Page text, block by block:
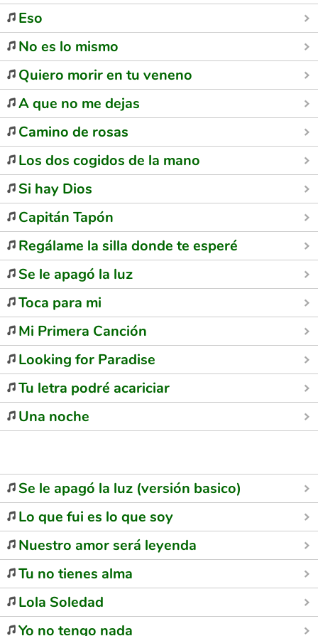
Eso
No es lo mismo
Quiero morir en tu veneno
A que no me dejas
Camino de rosas
Los dos cogidos de la mano
Si hay Dios
Capitán Tapón
Regálame la silla donde te esperé
Se le apagó la luz
Toca para mi
Mi Primera Canción
Looking for Paradise
Tu letra podré acariciar
Una noche
Se le apagó la luz (versión basico)
Lo que fui es lo que soy
Nuestro amor será leyenda
Tu no tienes alma
Lola Soledad
Yo no tengo nada